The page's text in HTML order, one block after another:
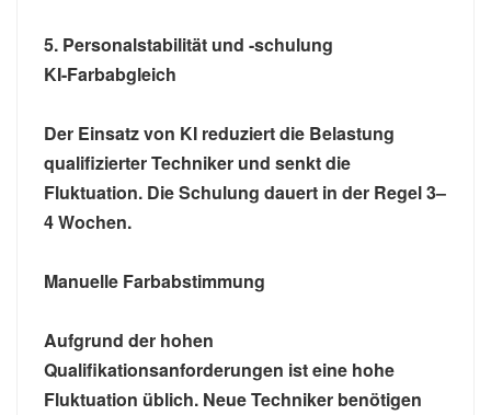
5. Personalstabilität und -schulung
KI-Farbabgleich
Der Einsatz von KI reduziert die Belastung
qualifizierter Techniker und senkt die
Fluktuation. Die Schulung dauert in der Regel 3–
4 Wochen.
Manuelle Farbabstimmung
Aufgrund der hohen
Qualifikationsanforderungen ist eine hohe
Fluktuation üblich. Neue Techniker benötigen